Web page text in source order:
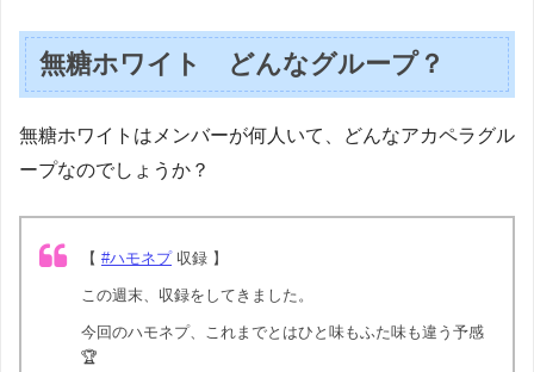
無糖ホワイト どんなグループ？
無糖ホワイトはメンバーが何人いて、どんなアカペラグル
ープなのでしょうか？
【 #ハモネプ収録 】
この週末、収録をしてきました。
今回のハモネプ、これまでとはひと味もふた味も違う予感
🏆